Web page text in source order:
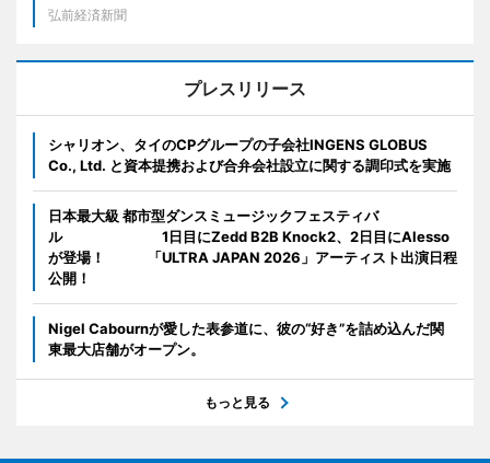
弘前経済新聞
プレスリリース
シャリオン、タイのCPグループの子会社INGENS GLOBUS
Co., Ltd. と資本提携および合弁会社設立に関する調印式を実施
日本最大級 都市型ダンスミュージックフェスティバ
ル 1日目にZedd B2B Knock2、2日目にAlesso
が登場！ 「ULTRA JAPAN 2026」アーティスト出演日程
公開！
Nigel Cabournが愛した表参道に、彼の“好き”を詰め込んだ関
東最大店舗がオープン。
もっと見る